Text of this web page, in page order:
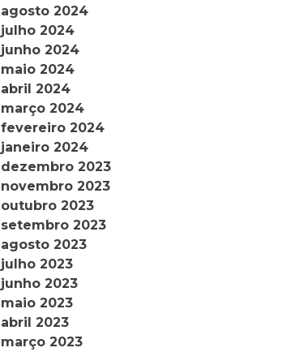
agosto 2024
julho 2024
junho 2024
maio 2024
abril 2024
março 2024
fevereiro 2024
janeiro 2024
dezembro 2023
novembro 2023
outubro 2023
setembro 2023
agosto 2023
julho 2023
junho 2023
maio 2023
abril 2023
março 2023